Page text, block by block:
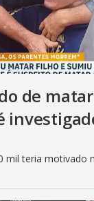
de
mil teria motivado